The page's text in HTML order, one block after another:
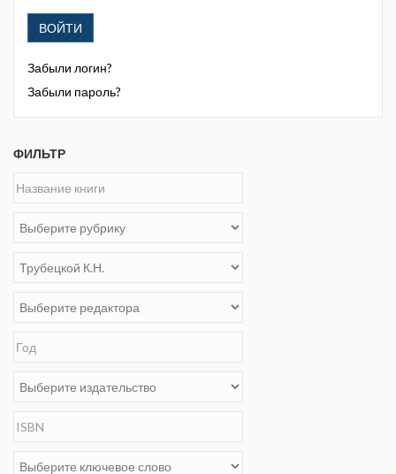
ВОЙТИ
Забыли логин?
Забыли пароль?
ФИЛЬТР